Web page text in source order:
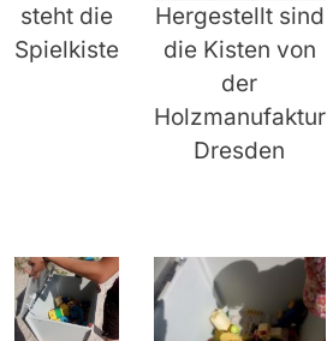
steht die
Spielkiste
Hergestellt sind
die Kisten von
der
Holzmanufaktur
Dresden